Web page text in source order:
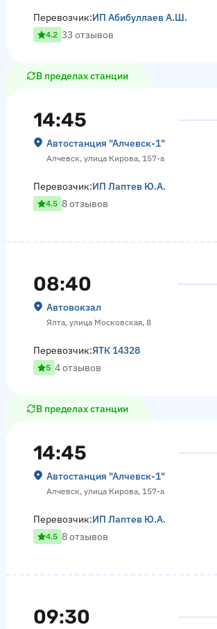
Перевозчик:ИП Абибуллаев А.Ш.
4.2 33 отзывов
В пределах станции
14:45
Автостанция "Алчевск-1"
Алчевск, улица Кирова, 157-а
Перевозчик:ИП Лаптев Ю.А.
4.5 8 отзывов
08:40
Автовокзал
Ялта, улица Московская, 8
Перевозчик:ЯТК 14328
5 4 отзывов
В пределах станции
14:45
Автостанция "Алчевск-1"
Алчевск, улица Кирова, 157-а
Перевозчик:ИП Лаптев Ю.А.
4.5 8 отзывов
09:30